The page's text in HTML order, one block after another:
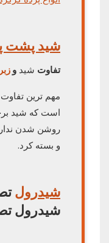
شید پشت
تفاوت شید و
مهم ترین
است که شید
روشن شدن
و بسته کرد.
شیدرول
شیدرول